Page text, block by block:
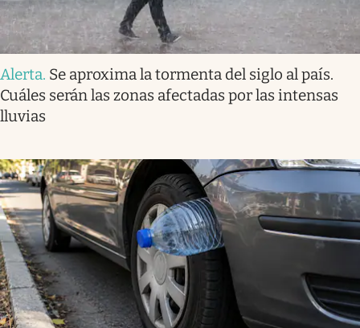
Alerta. Se aproxima la tormenta del siglo al país.
Cuáles serán las zonas afectadas por las intensas
lluvias